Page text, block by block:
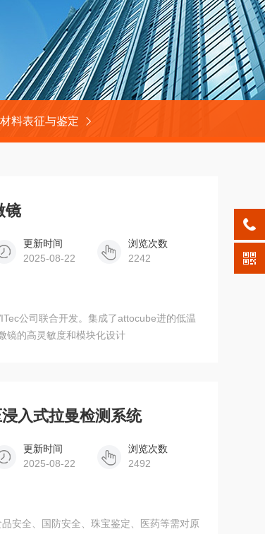
材料表征与鉴定
镜
更新时间
2025-08-22
浏览次数
2242
公司联合开发。集成了attocube进的低温
镜的高灵敏度和模块化设计
入式拉曼检测系统
更新时间
2025-08-22
浏览次数
2492
安全、国防安全、珠宝鉴定、医药等需对原